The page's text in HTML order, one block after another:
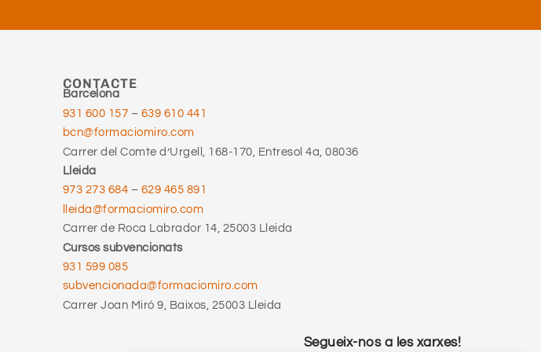
CONTACTE
Barcelona
931 600 157 – 639 610 441
bcn@formaciomiro.com
Carrer del Comte d’Urgell, 168-170, Entresol 4a, 08036
Lleida
973 273 684 – 629 465 891
lleida@formaciomiro.com
Carrer de Roca Labrador 14, 25003 Lleida
Cursos subvencionats
931 599 085
subvencionada@formaciomiro.com
Carrer Joan Miró 9, Baixos, 25003 Lleida
Segueix-nos a les xarxes!